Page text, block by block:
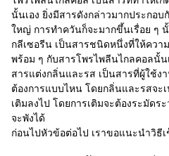
นั้นเอง ยิ่งมีสารดังกล่าวมากประกอ
ใหญ่ การทำควันก็จะมากขึ้นเรื่อย ๆ นั้
กลีเซอรีน เป็นสารชนิดหนึ่งที่ให้ควา
พร้อม ๆ กับสารโพรไพลีนไกลคอลนั้น
สารแต่งกลิ่นและรส เป็นสารที่ผู้ใช้งา
ต้องการแบบไหน โดยกลิ่นและรสจะ
เติมลงไป โดยการเติมจะต้องระมัด
จะพังได้
ก่อนไปหัวข้อต่อไป เราขอแนะนำวิธี